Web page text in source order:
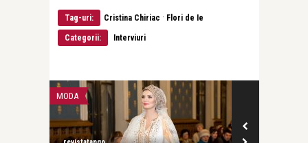
Tag-uri: Cristina Chiriac · Flori de Ie
Categorii: Interviuri
LIFE